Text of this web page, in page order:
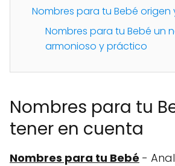
Nombres para tu Bebé origen
Nombres para tu Bebé un
armonioso y práctico
Nombres para tu
tener en cuenta
Nombres para tu Bebé -